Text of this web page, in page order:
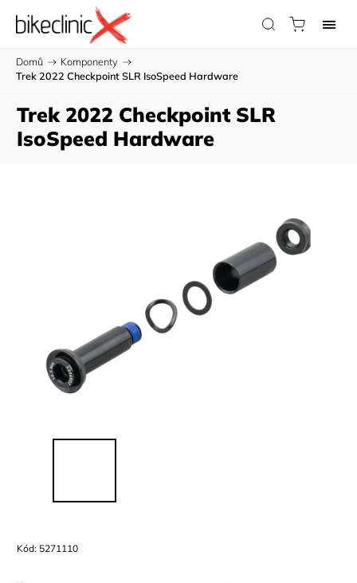
Domů / Komponenty /
Trek 2022 Checkpoint SLR IsoSpeed Hardware
Trek 2022 Checkpoint SLR
IsoSpeed Hardware
Kód: 5271110